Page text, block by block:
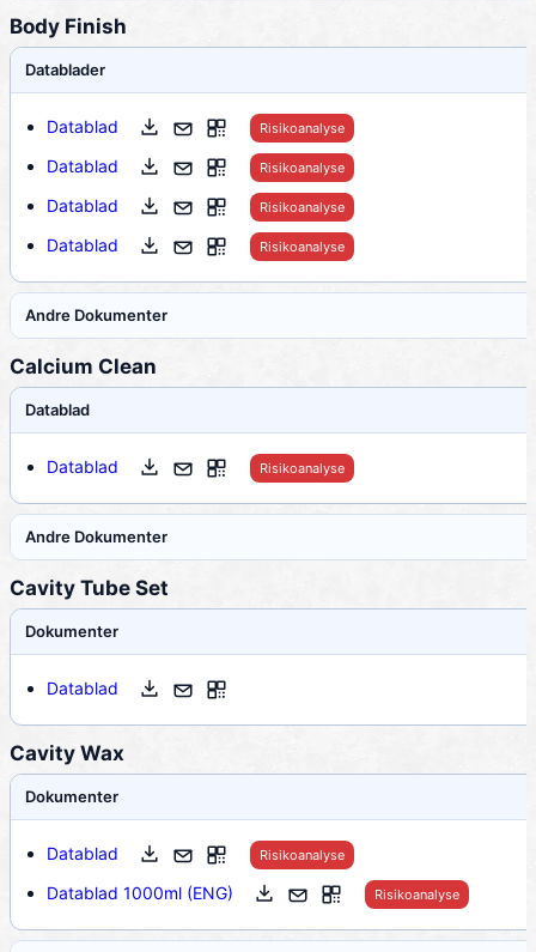
Body Finish
Datablader
Datablad Risikoanalyse
Datablad Risikoanalyse
Datablad Risikoanalyse
Datablad Risikoanalyse
Andre Dokumenter
Calcium Clean
Datablad
Datablad Risikoanalyse
Andre Dokumenter
Cavity Tube Set
Dokumenter
Datablad
Cavity Wax
Dokumenter
Datablad Risikoanalyse
Datablad 1000ml (ENG) Risikoanalyse